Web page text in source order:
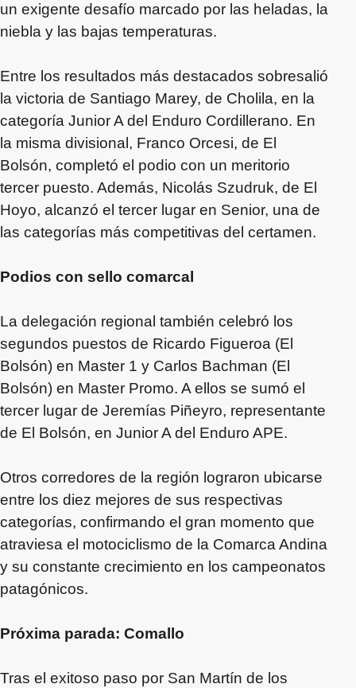
un exigente desafío marcado por las heladas, la
niebla y las bajas temperaturas.
Entre los resultados más destacados sobresalió
la victoria de Santiago Marey, de Cholila, en la
categoría Junior A del Enduro Cordillerano. En
la misma divisional, Franco Orcesi, de El
Bolsón, completó el podio con un meritorio
tercer puesto. Además, Nicolás Szudruk, de El
Hoyo, alcanzó el tercer lugar en Senior, una de
las categorías más competitivas del certamen.
Podios con sello comarcal
La delegación regional también celebró los
segundos puestos de Ricardo Figueroa (El
Bolsón) en Master 1 y Carlos Bachman (El
Bolsón) en Master Promo. A ellos se sumó el
tercer lugar de Jeremías Piñeyro, representante
de El Bolsón, en Junior A del Enduro APE.
Otros corredores de la región lograron ubicarse
entre los diez mejores de sus respectivas
categorías, confirmando el gran momento que
atraviesa el motociclismo de la Comarca Andina
y su constante crecimiento en los campeonatos
patagónicos.
Próxima parada: Comallo
Tras el exitoso paso por San Martín de los